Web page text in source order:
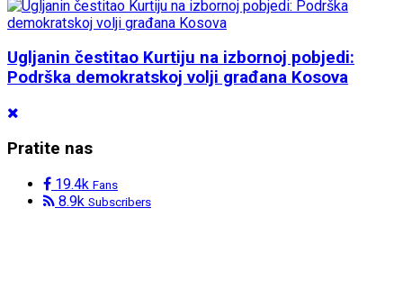
Ugljanin čestitao Kurtiju na izbornoj pobjedi:
Podrška demokratskoj volji građana Kosova
Pratite nas
19.4k Fans
8.9k Subscribers